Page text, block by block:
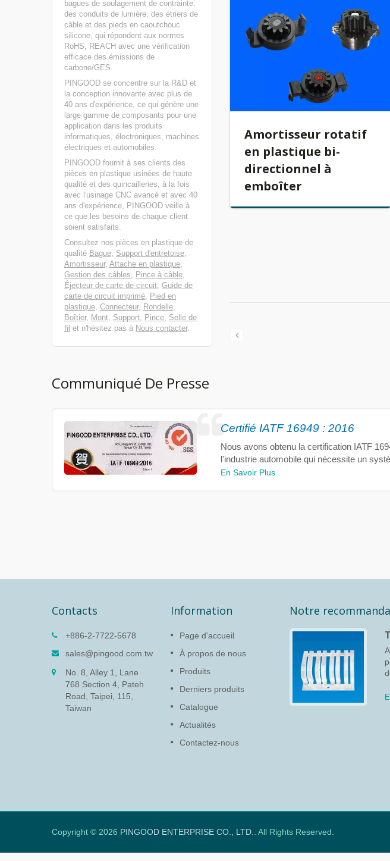
bagues de soulagement de contrainte,
des conduits de lumière, des étriers de
câble et des pieds en caoutchouc
silicone, qui répondent aux normes
RoHS, REACH avec une vérification
efficace des émissions de
carbone/GES.
PINGOOD se concentre sur la R&D et
la conception innovante avec plus de
40 ans d'expérience, ce qui génère une
large gamme de composants pour une
application dans les produits
informatiques, électroniques, machines
électriques et automobiles.
PINGOOD fournit à ses clients des
pièces en plastique usinées de haute
qualité et des quincailleries, à la fois
avec l'usinage CNC avancé et avec 40
ans d'expérience, PINGOOD veille à
ce que les besoins de chaque client
soient satisfaits.
Consultez nos pièces en plastique de
qualité Bague, Support d'entretoise,
Amortisseur, Attache en plastique,
Gestion des câbles, Pince à câble,
Éjecteur de carte de circuit, Guide de
carte de circuit imprimé, Pied en
plastique, Connecteur, Rondelle,
Boîtier, Mont, Support, Pince, Selle de
fil et n'hésitez pas à Nous contacter.
Amortisseur rotatif
en plastique bi-
directionnel à
emboîter
Communiqué De Presse
Certifié IATF 16949 : 2016
Nous avons obtenu la certification IATF
l'industrie automobile qui nécessite un
En Savoir Plus
Contacts
+886-2-7722-5678
sales@pingood.com.tw
No. 8, Alley 1, Lane
768 Section 4, Pateh
Road, Taipei, 115,
Taiwan
Information
Page d'accueil
À propos de nous
Produits
Derniers produits
Catalogue
Actualités
Contactez-nous
Notre
Amortisseur rotatif (PG-
rotatif est de protéger les
appareils électroniques délicats
du produit en ralentissant la
vitesse pour éviter les
Copyright © 2026 PINGOOD ENTERPRISE CO., LTD.. All Rights Reserved.